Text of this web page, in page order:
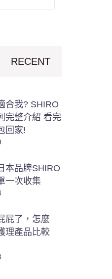
RECENT
合我? SHIRO
完整介紹 看完
回家!
本品牌SHIRO
一次收集
屁了，怎麼
理產品比較